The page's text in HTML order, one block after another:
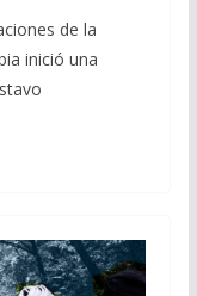
de la
inició una